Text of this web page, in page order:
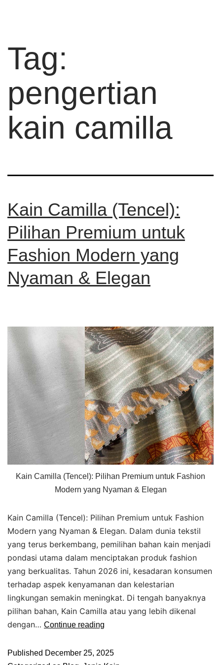
Tag:
pengertian
kain camilla
Kain Camilla (Tencel):
Pilihan Premium untuk
Fashion Modern yang
Nyaman & Elegan
Kain Camilla (Tencel): Pilihan Premium untuk Fashion
Modern yang Nyaman & Elegan
Kain Camilla (Tencel): Pilihan Premium untuk Fashion
Modern yang Nyaman & Elegan. Dalam dunia tekstil
yang terus berkembang, pemilihan bahan kain menjadi
pondasi utama dalam menciptakan produk fashion
yang berkualitas. Tahun 2026 ini, kesadaran konsumen
terhadap aspek kenyamanan dan kelestarian
lingkungan semakin meningkat. Di tengah banyaknya
pilihan bahan, Kain Camilla atau yang lebih dikenal
dengan… Continue reading
Published December 25, 2025